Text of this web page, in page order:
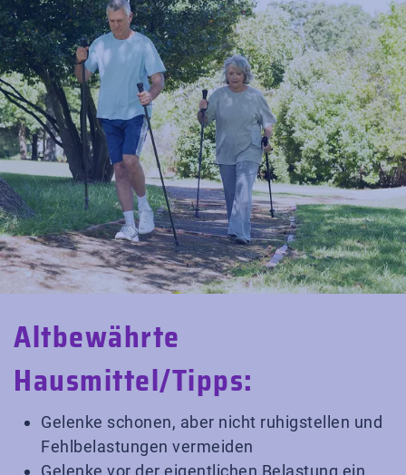
Altbewährte
Hausmittel/Tipps:
Gelenke schonen, aber nicht ruhigstellen und
Fehlbelastungen vermeiden
Gelenke vor der eigentlichen Belastung ein